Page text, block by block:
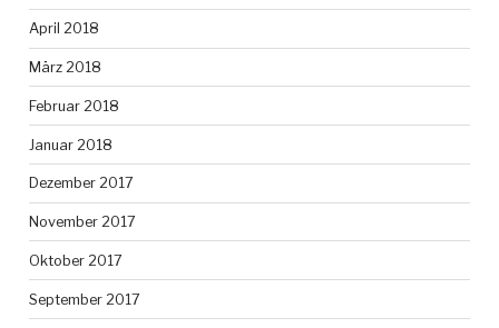
April 2018
März 2018
Februar 2018
Januar 2018
Dezember 2017
November 2017
Oktober 2017
September 2017